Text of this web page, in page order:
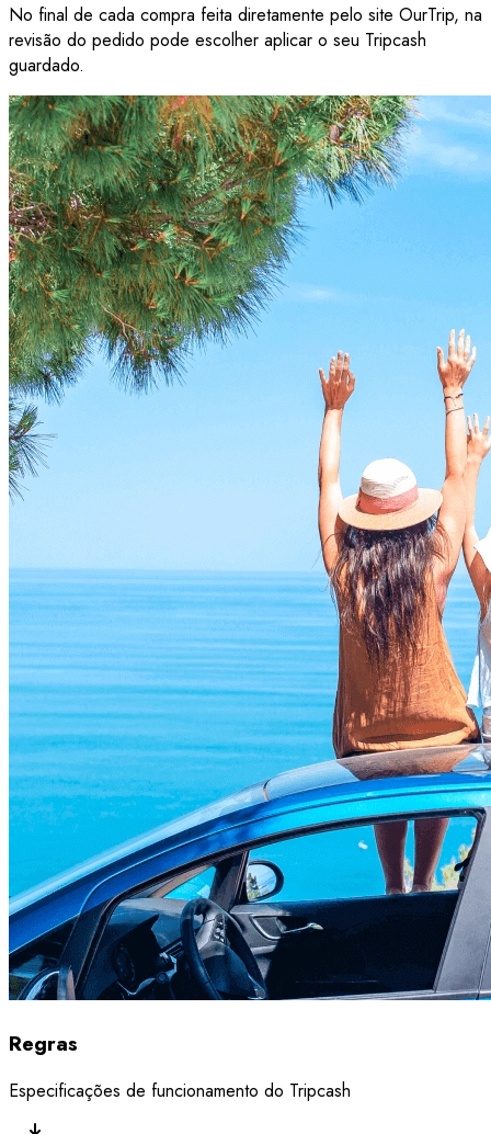
No final de cada compra feita diretamente pelo site OurTrip, na
revisão do pedido pode escolher aplicar o seu Tripcash
guardado.
Regras
Especificações de funcionamento do Tripcash